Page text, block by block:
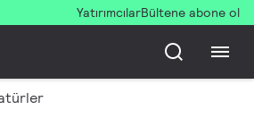
YatırımcılarBültene abone ol